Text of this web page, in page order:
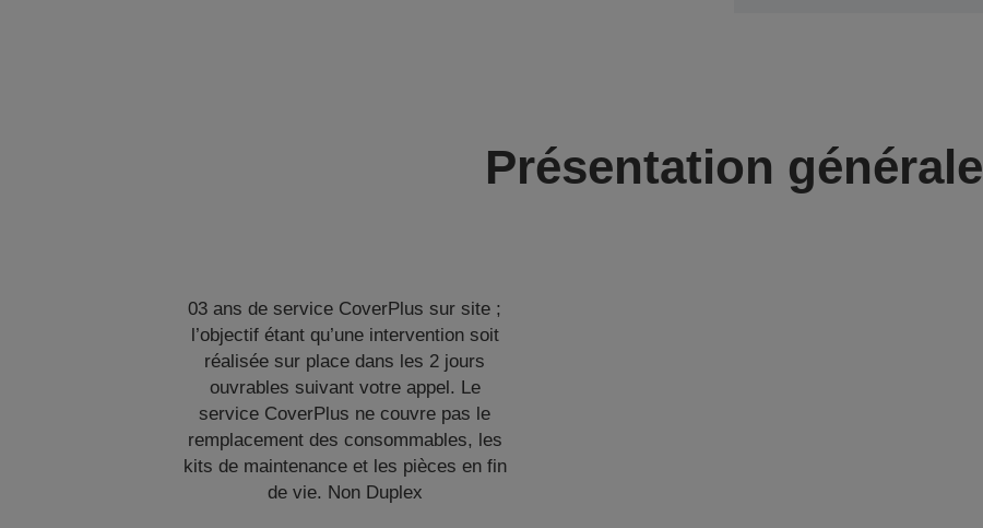
Présentation générale
03 ans de service CoverPlus sur site ;
l’objectif étant qu’une intervention soit
réalisée sur place dans les 2 jours
ouvrables suivant votre appel. Le
service CoverPlus ne couvre pas le
remplacement des consommables, les
kits de maintenance et les pièces en fin
de vie. Non Duplex